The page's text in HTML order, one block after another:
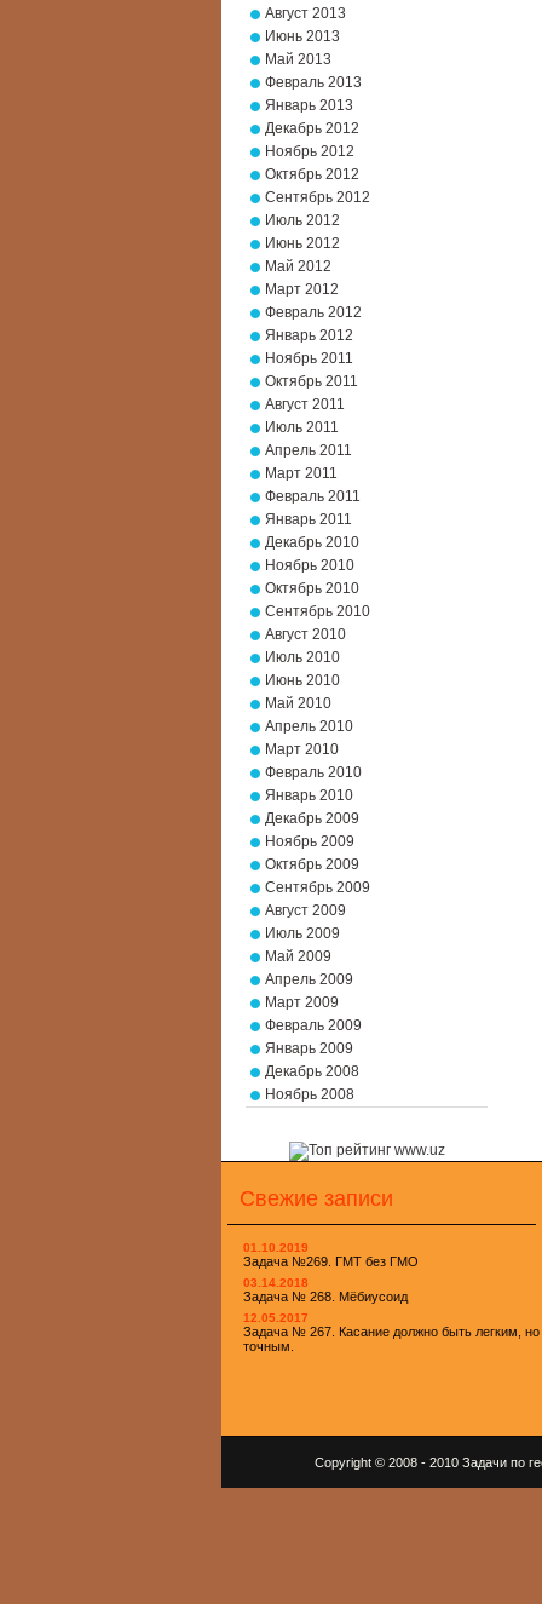
Август 2013
Июнь 2013
Май 2013
Февраль 2013
Январь 2013
Декабрь 2012
Ноябрь 2012
Октябрь 2012
Сентябрь 2012
Июль 2012
Июнь 2012
Май 2012
Март 2012
Февраль 2012
Январь 2012
Ноябрь 2011
Октябрь 2011
Август 2011
Июль 2011
Апрель 2011
Март 2011
Февраль 2011
Январь 2011
Декабрь 2010
Ноябрь 2010
Октябрь 2010
Сентябрь 2010
Август 2010
Июль 2010
Июнь 2010
Май 2010
Апрель 2010
Март 2010
Февраль 2010
Январь 2010
Декабрь 2009
Ноябрь 2009
Октябрь 2009
Сентябрь 2009
Август 2009
Июль 2009
Май 2009
Апрель 2009
Март 2009
Февраль 2009
Январь 2009
Декабрь 2008
Ноябрь 2008
Свежие записи
01.10.2019
Задача №269. ГМТ без ГМО
03.14.2018
Задача № 268. Мёбиусоид
12.05.2017
Задача № 267. Касание должно быть легким, но
точным.
Copyright © 2008 - 2010 Задачи по